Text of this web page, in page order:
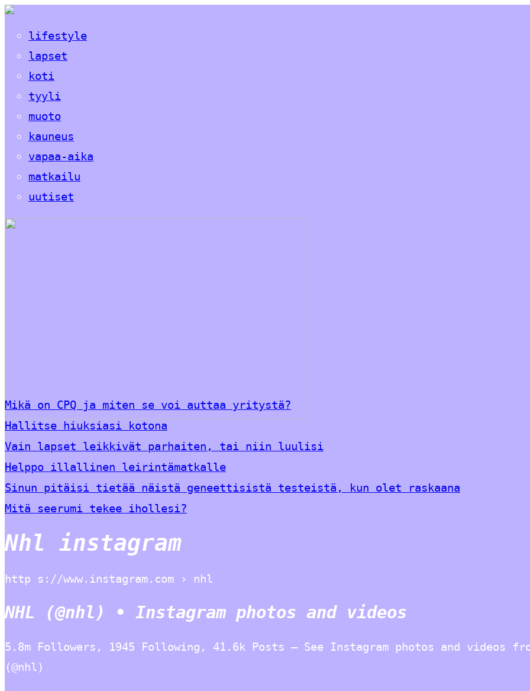
lifestyle
lapset
koti
tyyli
muoto
kauneus
vapaa-aika
matkailu
uutiset
Mikä on CPQ ja miten se voi auttaa yritystä?
Hallitse hiuksiasi kotona
Vain lapset leikkivät parhaiten, tai niin luulisi
Helppo illallinen leirintämatkalle
Sinun pitäisi tietää näistä geneettisistä testeistä, kun olet raskaana
Mitä seerumi tekee ihollesi?
Nhl instagram
http s://www.instagram.com › nhl
NHL (@nhl) • Instagram photos and videos
5.8m Followers, 1945 Following, 41.6k Posts – See Instagram photos and videos
(@nhl)